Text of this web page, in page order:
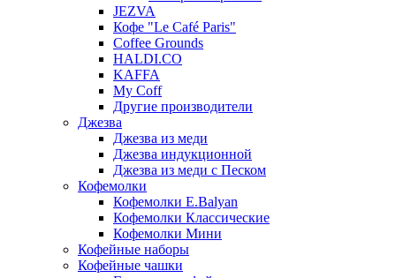
JEZVA
Кофе "Le Café Paris"
Coffee Grounds
HALDI.CO
KAFFA
My Coff
Другие производители
Джезва
Джезва из меди
Джезва индукционной
Джезва из меди с Песком
Кофемолки
Кофемолки E.Balyan
Кофемолки Классические
Кофемолки Мини
Кофейные наборы
Кофейные чашки